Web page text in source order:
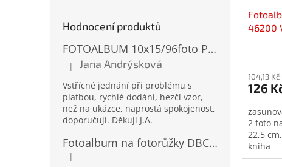
Hodnocení produktů
FOTOALBUM 10x15/96foto PP-4696 MIX
Hodnocení produktu je 5 z 5 hvězdiček.
| Jana Andrýsková
Vstřícné jednání při problému s
platbou, rychlé dodání, hezčí vzor,
než na ukázce, naprostá spokojenost,
doporučuji. Děkuji J.A.
Fotoalbum na fotorůžky DBCL-30 Homage 2
Hodnocení produktu je 5 z 5 hvězdiček.
|
46200
104,13
126
2 foto
22,5
kniha